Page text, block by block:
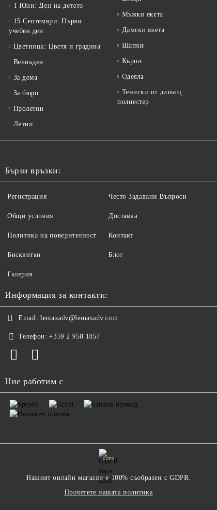
1 Юни: Ден на детето
15 Септември: Първи
учебен ден
Цветница: Цветя и градина
Великден
За дома
За бюро
Пролетни
Летни
Мъжки якета
Дамски якета
Шапки
Кърпи
Одеяла
Тениски от дишащ
полиестер
Бързи връзки:
Регистрация
Общи условия
Политика на поверителност
Бисквитки
Често Задавани Въпроси
Доставка
Контакт
Блог
Галерия
Информация за контакти:
Email: lemaxadv@lemaxadv.com
Телефон: +359 2 958 1857
Ние работим с
GDPR
Нашият онлайн магазин е 100% съобразен с GDPR.
Прочетете нашата политика